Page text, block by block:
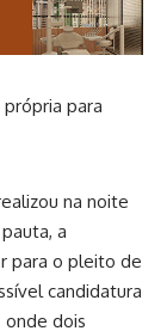
para
na noite
a
para o pleito de
candidatura
onde dois